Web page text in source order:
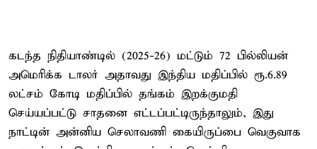
கடந்த நிதியாண்டில் (2025-26) மட்டும் 72 பில்லியன்
அமெரிக்க டாலர் அதாவது இந்திய மதிப்பில் ரூ.6.89
லட்சம் கோடி மதிப்பில் தங்கம் இறக்குமதி
செய்யப்பட்டு சாதனை எட்டப்பட்டிருந்தாலும், இது
நாட்டின் அன்னிய செலாவணி கையிருப்பை வெகுவாக